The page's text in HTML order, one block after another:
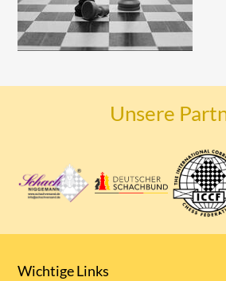
Unsere
Wichtige Links